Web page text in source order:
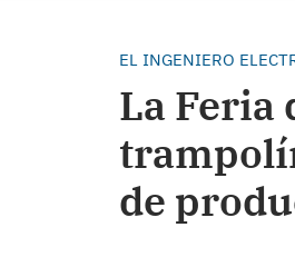
EL INGENIERO
La Feria
de